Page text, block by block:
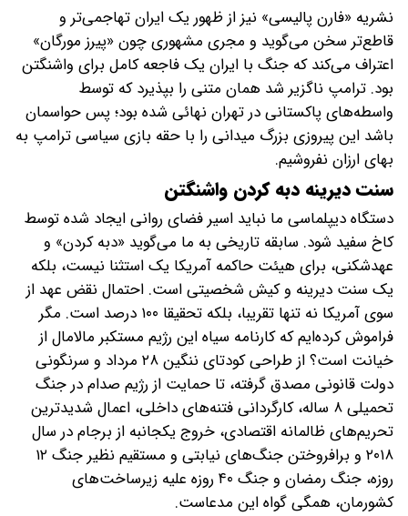
نشریه «فارن پالیسی» نیز از ظهور یک ایران تهاجمی‌تر و
قاطع‌تر سخن می‌گوید و مجری مشهوری چون «پیرز مورگان»
اعتراف می‌کند که جنگ با ایران یک فاجعه کامل برای واشنگتن
بود. ترامپ ناگزیر شد همان متنی را بپذیرد که توسط
واسطه‌های پاکستانی در تهران نهائی شده بود؛ پس حواسمان
باشد این پیروزی بزرگ میدانی را با حقه بازی سیاسی ترامپ به
بهای ارزان نفروشیم.
سنت دیرینه دبه کردن واشنگتن
دستگاه دیپلماسی ما نباید اسیر فضای روانی ایجاد شده توسط
کاخ سفید شود. سابقه تاریخی به ما می‌گوید «دبه کردن» و
عهدشکنی، برای هیئت حاکمه آمریکا یک استثنا نیست، بلکه
یک سنت دیرینه و کیش شخصیتی است. احتمال نقض عهد از
سوی آمریکا نه تنها تقریبا، بلکه تحقیقا ۱۰۰ درصد است. مگر
فراموش کرده‌ایم که کارنامه سیاه این رژیم مستکبر مالامال از
خیانت است؟ از طراحی کودتای ننگین ۲۸ مرداد و سرنگونی
دولت قانونی مصدق گرفته، تا حمایت از رژیم صدام در جنگ
تحمیلی ۸ ساله، کارگردانی فتنه‌های داخلی، اعمال شدیدترین
تحریم‌های ظالمانه اقتصادی، خروج یکجانبه از برجام در سال
۲۰۱۸ و برافروختن جنگ‌های نیابتی و مستقیم نظیر جنگ ۱۲
روزه، جنگ رمضان و جنگ ۴۰ روزه علیه زیرساخت‌های
کشورمان، همگی گواه این مدعاست.